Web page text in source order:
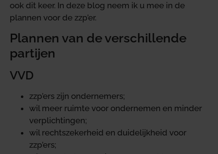
ook dit keer. In deze blog neem ik u mee in de
plannen voor de zzp’er.
Plannen van de verschillende
partijen
VVD
zzp’ers zijn ondernemers;
wil meer ruimte voor ondernemen en minder
verplichtingen;
wil rechtszekerheid en duidelijkheid voor
zzp’ers;